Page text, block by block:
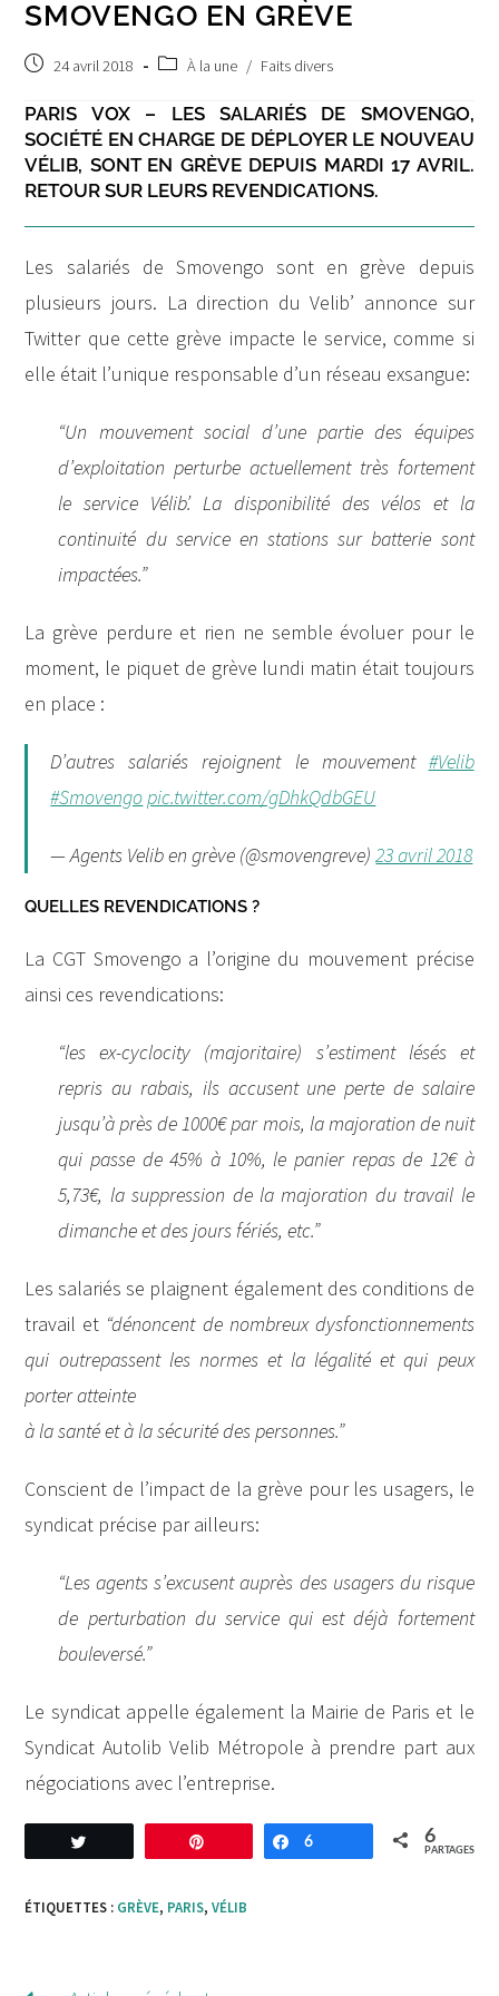
SMOVENGO EN GRÈVE
Post24 avril 2018
PostÀ la une / Faits divers
PARIS VOX – LES SALARIÉS DE SMOVENGO,
SOCIÉTÉ EN CHARGE DE DÉPLOYER LE NOUVEAU
VÉLIB, SONT EN GRÈVE DEPUIS MARDI 17 AVRIL.
RETOUR SUR LEURS REVENDICATIONS.
Les salariés de Smovengo sont en grève depuis
plusieurs jours. La direction du Velib’ annonce sur
Twitter que cette grève impacte le service, comme si
elle était l’unique responsable d’un réseau exsangue:
“Un mouvement social d’une partie des équipes
d’exploitation perturbe actuellement très fortement
le service Vélib’. La disponibilité des vélos et la
continuité du service en stations sur batterie sont
impactées.”
La grève perdure et rien ne semble évoluer pour le
moment, le piquet de grève lundi matin était toujours
en place :
D’autres salariés rejoignent le mouvement #Velib
#Smovengopic.twitter.com/gDhkQdbGEU
— Agents Velib en grève (@smovengreve)23 avril 2018
QUELLES REVENDICATIONS ?
La CGT Smovengo a l’origine du mouvement précise
ainsi ces revendications:
“les ex-cyclocity (majoritaire) s’estiment lésés et
repris au rabais, ils accusent une perte de salaire
jusqu’à près de 1000€ par mois, la majoration de nuit
qui passe de 45% à 10%, le panier repas de 12€ à
5,73€, la suppression de la majoration du travail le
dimanche et des jours fériés, etc.”
Les salariés se plaignent également des conditions de
travail et “dénoncent de nombreux dysfonctionnements
qui outrepassent les normes et la légalité et qui peux
porter atteinte
à la santé et à la sécurité des personnes.”
Conscient de l’impact de la grève pour les usagers, le
syndicat précise par ailleurs:
“Les agents s’excusent auprès des usagers du risque
de perturbation du service qui est déjà fortement
bouleversé.”
Le syndicat appelle également la Mairie de Paris et le
Syndicat Autolib Velib Métropole à prendre part aux
négociations avec l’entreprise.
Enregistrer Partagez
6 6
PARTAGES
ÉTIQUETTES : GRÈVE, PARIS, VÉLIB